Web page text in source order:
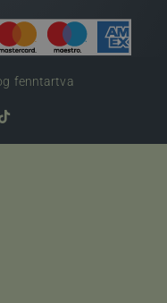
fenntartva